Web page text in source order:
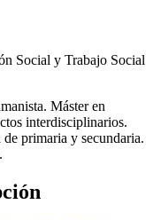
Social y Trabajo Social
Máster en
interdisciplinarios.
primaria y secundaria.